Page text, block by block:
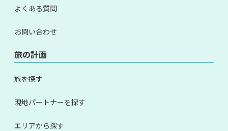
よくある質問
お問い合わせ
旅の計画
旅を探す
現地パートナーを探す
エリアから探す